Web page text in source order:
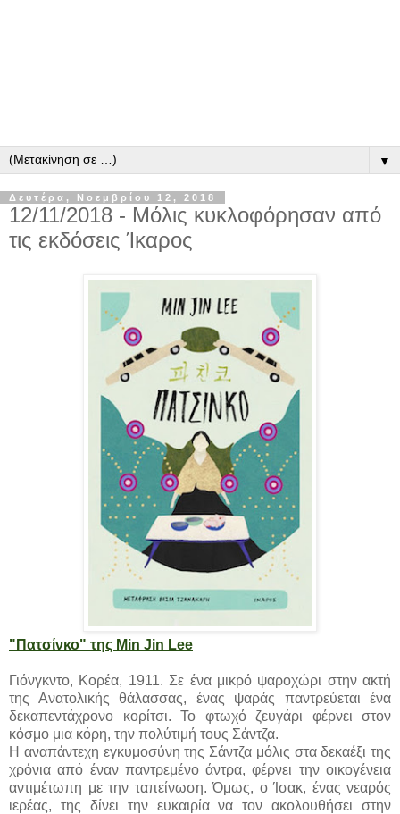
▼
Δευτέρα, Νοεμβρίου 12, 2018
12/11/2018 - Μόλις κυκλοφόρησαν από
τις εκδόσεις Ίκαρος
"Πατσίνκο" της Min Jin Lee
Γιόνγκντο, Κορέα, 1911. Σε ένα μικρό ψαροχώρι στην ακτή
της Ανατολικής θάλασσας, ένας ψαράς παντρεύεται ένα
δεκαπεντάχρονο κορίτσι. Το φτωχό ζευγάρι φέρνει στον
κόσμο μια κόρη, την πολύτιμή τους Σάντζα.
Η αναπάντεχη εγκυμοσύνη της Σάντζα μόλις στα δεκαέξι της
χρόνια από έναν παντρεμένο άντρα, φέρνει την οικογένεια
αντιμέτωπη με την ταπείνωση. Όμως, ο Ίσακ, ένας νεαρός
ιερέας, της δίνει την ευκαιρία να τον ακολουθήσει στην